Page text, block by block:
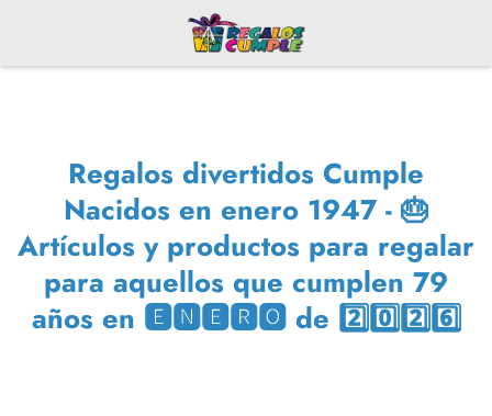
Regalos divertidos Cumple
Nacidos en enero 1947 - 🎂
Artículos y productos para regalar
para aquellos que cumplen 79
años en 🅴🅽🅴🆁🅾 de 2️⃣0️⃣2️⃣6️⃣